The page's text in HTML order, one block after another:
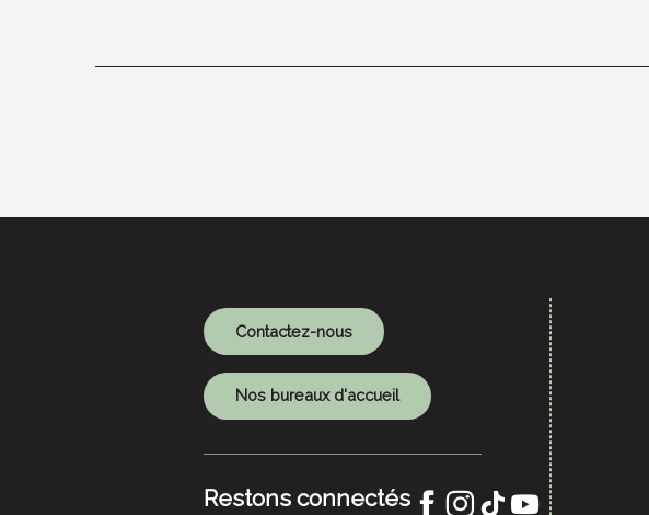
Contactez-nous
Nos bureaux d'accueil
Restons connectés